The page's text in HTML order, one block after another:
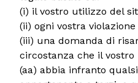
(i) il vostro utilizzo del
(ii) ogni vostra
(iii) una domanda di
circostanza che il
(aa) abbia infranto